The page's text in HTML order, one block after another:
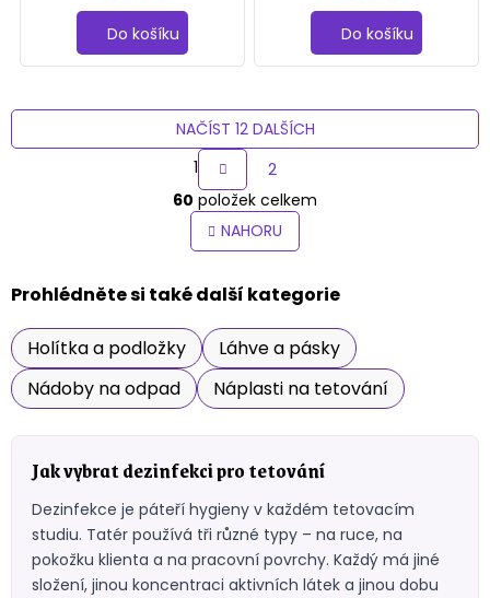
Do košíku Do košíku
O
v
l
á
a
í
p
r
v
k
y
v
ý
p
i
s
u
NAČÍST 12 DALŠÍCH
S
t
r
á
n
k
o
v
á
n
í
1 2
60 položek celkem
NAHORU
Prohlédněte si také další kategorie
Holítka a podložky
Láhve a pásky
Nádoby na odpad
Náplasti na tetování
Jak vybrat dezinfekci pro tetování
Dezinfekce je páteří hygieny v každém tetovacím
studiu. Tatér používá tři různé typy – na ruce, na
pokožku klienta a na pracovní povrchy. Každý má jiné
složení, jinou koncentraci aktivních látek a jinou dobu